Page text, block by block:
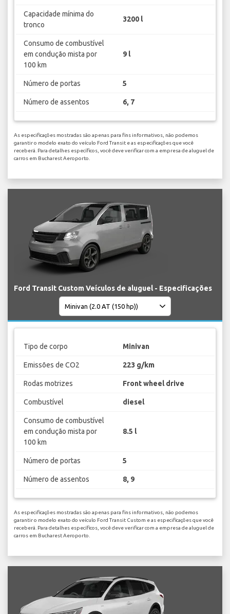
Capacidade mínima do
tronco
3200 l
Consumo de combustível
em condução mista por
100 km
9 l
Número de portas 5
Número de assentos 6, 7
As especificações mostradas são apenas para fins informativos, não podemos
garantir o modelo exato do veículo Ford Transit e as especificações que você
receberá. Para detalhes específicos, você deve verificar com a empresa de aluguel de
carros em Bucharest Aeroporto.
Ford Transit Custom Veículos de aluguel - Especificações
Tipo de corpo Minivan
Emissões de CO2 223 g/km
Rodas motrizes Front wheel drive
Combustível diesel
Consumo de combustível
em condução mista por
100 km
8.5 l
Número de portas 5
Número de assentos 8, 9
As especificações mostradas são apenas para fins informativos, não podemos
garantir o modelo exato do veículo Ford Transit Custom e as especificações que você
receberá. Para detalhes específicos, você deve verificar com a empresa de aluguel de
carros em Bucharest Aeroporto.